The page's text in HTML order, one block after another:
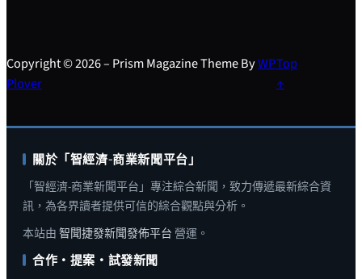
Copyright © 2026 – Prism Magazine Theme ByWP
Plover
Top
↑
關於「智經濟-商業新聞平台」
「智經濟-商業新聞平台」專注綜合新聞，致力傳遞最新綜合資
訊，為各界讀者提供可信的綜合觀點與分析。
本站由 智聞捷發新聞發佈平台 營運。
合作・提案・試發新聞